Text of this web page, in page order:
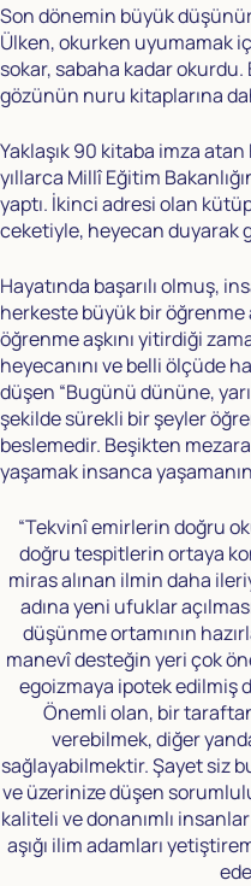
Son dönemin büyük
Ülken, okurken uyumamak
sokar, sabaha kadar
gözünün nuru kitaplarına
Yaklaşık 90 kitaba imza
yıllarca Millî Eğitim
yaptı. İkinci adresi olan
ceketiyle, heyecan duyarak
Hayatında başarılı olmuş,
herkeste büyük bir öğrenme
öğrenme aşkını yitirdiği
heyecanını ve belli ölçüde
düşen “Bugünü dününe,
şekilde sürekli bir şeyler
beslemedir. Beşikten
yaşamak insanca
“Tekvinî emirlerin doğru
doğru tespitlerin ortaya
miras alınan ilmin daha
adına yeni ufuklar
düşünme ortamının
manevî desteğin yeri çok
egoizmaya ipotek edilmiş
Önemli olan, bir
verebilmek, diğer
sağlayabilmektir. Şayet siz
ve üzerinize düşen
kaliteli ve donanımlı
aşığı ilim adamları